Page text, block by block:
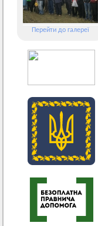
Перейти до галереї